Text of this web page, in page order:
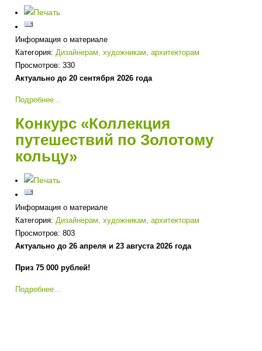
Информация о материале
Категория:Дизайнерам, художникам, архитекторам
Просмотров: 330
Актуально до 20 сентября 2026 года
Подробнее...
Конкурс «Коллекция
путешествий по Золотому
кольцу»
Информация о материале
Категория:Дизайнерам, художникам, архитекторам
Просмотров: 803
Актуально до 26 апреля и 23 августа 2026 года
Приз 75 000 рублей!
Подробнее...